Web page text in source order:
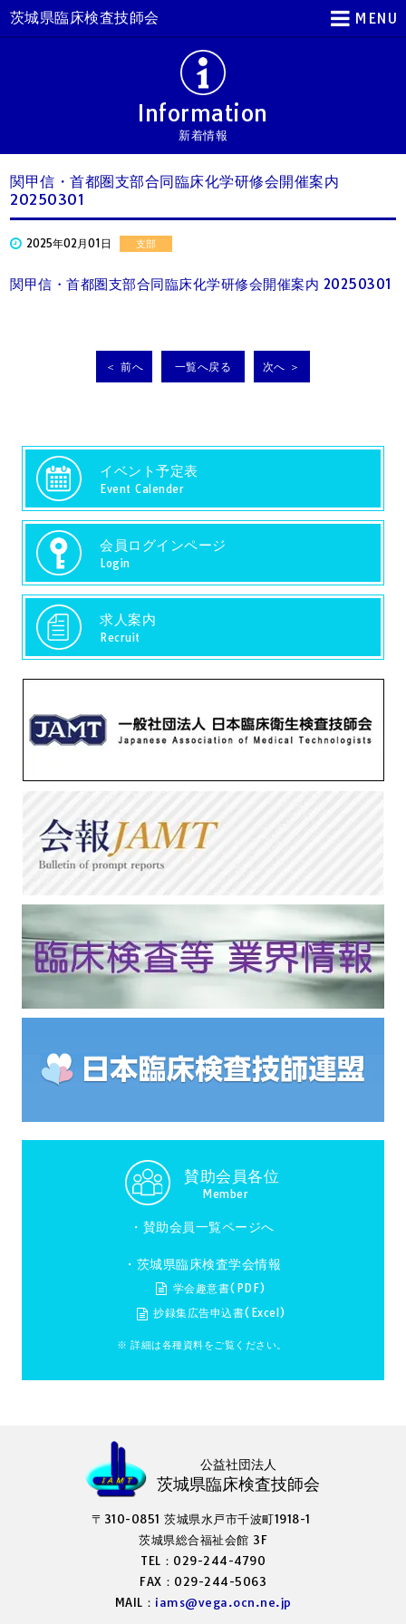
MENU
茨城県臨床検査技師会
Information
新着情報
関甲信・首都圏支部合同臨床化学研修会開催案内
20250301
2025年02月01日 支部
関甲信・首都圏支部合同臨床化学研修会開催案内 20250301
＜ 前へ 一覧へ戻る 次へ ＞
イベント予定表
Event Calender
会員ログインページ
Login
求人案内
Recruit
賛助会員各位
Member
・ 賛助会員一覧ページへ
・茨城県臨床検査学会情報
学会趣意書(PDF)
抄録集広告申込書(Excel)
※ 詳細は各種資料をご覧ください。
公益社団法人
茨城県臨床検査技師会
〒310-0851 茨城県水戸市千波町1918-1
茨城県総合福祉会館 3F
TEL：029-244-4790
FAX：029-244-5063
MAIL： iams@vega.ocn.ne.jp